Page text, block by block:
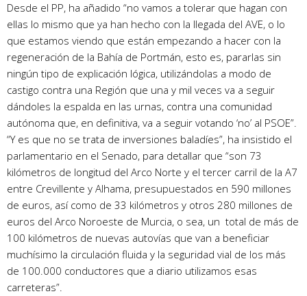
Desde el PP, ha añadido “no vamos a tolerar que hagan con
ellas lo mismo que ya han hecho con la llegada del AVE, o lo
que estamos viendo que están empezando a hacer con la
regeneración de la Bahía de Portmán, esto es, pararlas sin
ningún tipo de explicación lógica, utilizándolas a modo de
castigo contra una Región que una y mil veces va a seguir
dándoles la espalda en las urnas, contra una comunidad
autónoma que, en definitiva, va a seguir votando ‘no’ al PSOE”.
“Y es que no se trata de inversiones baladíes”, ha insistido el
parlamentario en el Senado, para detallar que “son 73
kilómetros de longitud del Arco Norte y el tercer carril de la A7
entre Crevillente y Alhama, presupuestados en 590 millones
de euros, así como de 33 kilómetros y otros 280 millones de
euros del Arco Noroeste de Murcia, o sea, un total de más de
100 kilómetros de nuevas autovías que van a beneficiar
muchísimo la circulación fluida y la seguridad vial de los más
de 100.000 conductores que a diario utilizamos esas
carreteras”.